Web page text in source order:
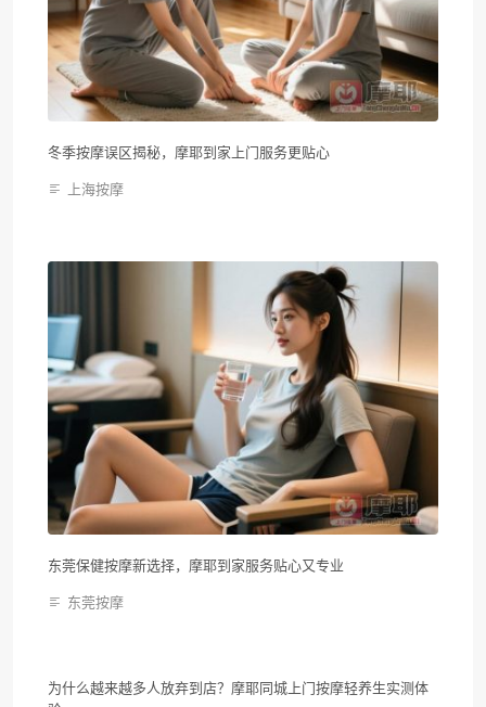
冬季按摩误区揭秘，摩耶到家上门服务更贴心
上海按摩
东莞保健按摩新选择，摩耶到家服务贴心又专业
东莞按摩
为什么越来越多人放弃到店？摩耶同城上门按摩轻养生实测体